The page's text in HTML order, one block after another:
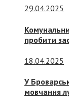
29.04.2025
пробити
18.04.2025
У
мовчання